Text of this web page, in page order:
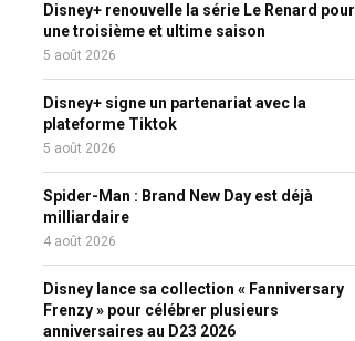
Disney+ renouvelle la série Le Renard pour
une troisième et ultime saison
5 août 2026
Disney+ signe un partenariat avec la
plateforme Tiktok
5 août 2026
Spider-Man : Brand New Day est déjà
milliardaire
4 août 2026
Disney lance sa collection « Fanniversary
Frenzy » pour célébrer plusieurs
anniversaires au D23 2026